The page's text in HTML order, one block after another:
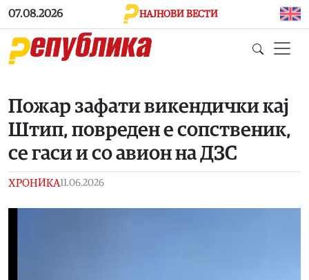
Skip to main content
07.08.2026 НАЈНОВИ ВЕСТИ
Пожар зафати викендички кај
Штип, повреден е сопственик,
се гаси и со авион на ДЗС
ХРОНИКА11.06.2026